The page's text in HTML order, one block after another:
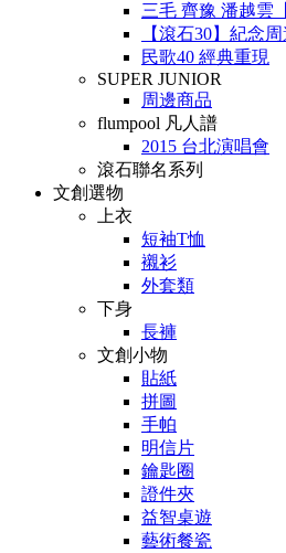
三毛 齊豫 潘越雲
【滾石30】紀念
民歌40 經典重現
SUPER JUNIOR
周邊商品
flumpool 凡人譜
2015 台北演唱會
滾石聯名系列
文創選物
上衣
短袖T恤
襯衫
外套類
下身
長褲
文創小物
貼紙
拼圖
手帕
明信片
鑰匙圈
證件夾
益智桌遊
藝術餐瓷